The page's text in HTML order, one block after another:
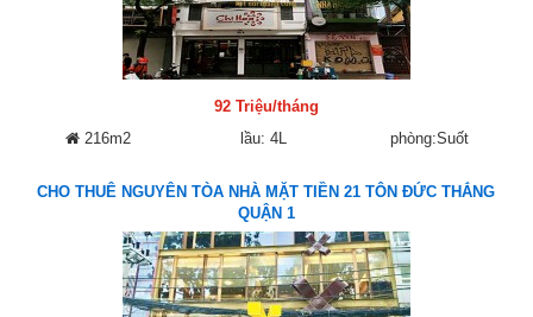
92 Triệu/tháng
216m2
lầu: 4L phòng:Suốt
CHO THUÊ NGUYÊN TÒA NHÀ MẶT TIỀN 21 TÔN ĐỨC THẮNG
QUẬN 1